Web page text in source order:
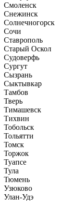
Смоленск
Снежинск
Солнечногорск
Сочи
Ставрополь
Старый Оскол
Судоверфь
Сургут
Сызрань
Сыктывкар
Тамбов
Тверь
Тимашевск
Тихвин
Тобольск
Тольятти
Томск
Торжок
Туапсе
Тула
Тюмень
Узюково
Улан-Удэ